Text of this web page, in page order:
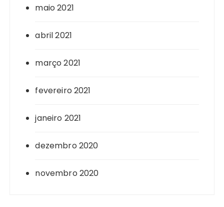
maio 2021
abril 2021
março 2021
fevereiro 2021
janeiro 2021
dezembro 2020
novembro 2020